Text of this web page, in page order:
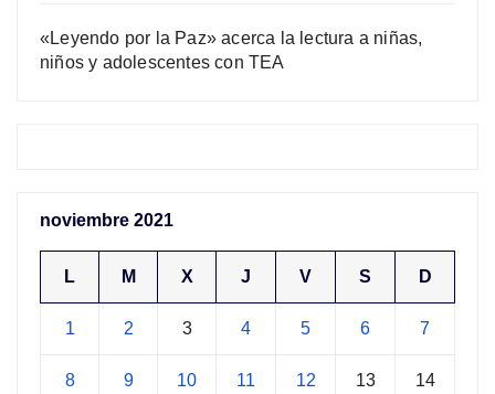
«Leyendo por la Paz» acerca la lectura a niñas,
niños y adolescentes con TEA
noviembre 2021
L M X J V S D
1 2 3 4 5 6 7
8 9 10 11 12 13 14